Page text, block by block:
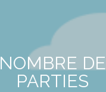
NOMBRE DE
PARTIES